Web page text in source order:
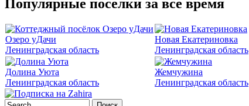
Популярные поселки за все время
Озеро уДачи
Ленинградская область
Новая Екатериновка
Ленинградская область
Долина Уюта
Ленинградская область
Жемчужина
Ленинградская область